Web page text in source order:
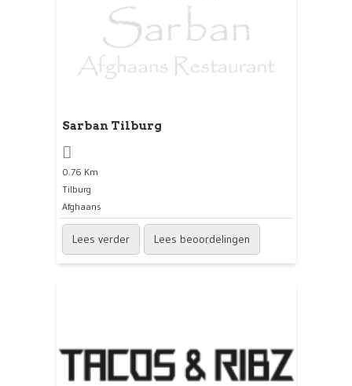
Sarban Tilburg
0.76 Km
Tilburg
Afghaans
Lees verder Lees beoordelingen